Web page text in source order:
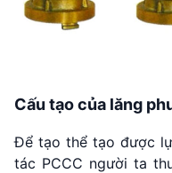
Cấu tạo của lăng
Để tạo thể tạo được
tác PCCC người ta